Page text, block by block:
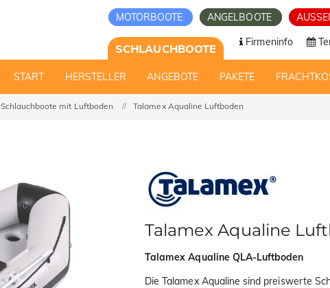
MOTORBOOTE ANGELBOOTE
SCHLAUCHBOOTE Firmeninfo
START HERSTELLER ANGEBOTE PAKETE
Schlauchboote mit Luftboden Talamex Aqualine Luftboden
Talamex Aqualine
Talamex Aqualine QLA-Luftboden
Die Talamex Aqualine sind preiswerte